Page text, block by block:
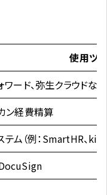
使用ツ
ード、弥生クラウドなど
ン経費精算
テム（例：SmartHR、
DocuSign